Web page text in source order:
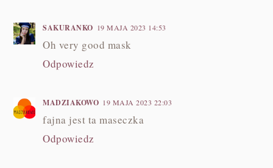
SAKURANKO 19 MAJA 2023 14:53
Oh very good mask
Odpowiedz
MADZIAKOWO 19 MAJA 2023 22:03
fajna jest ta maseczka
Odpowiedz